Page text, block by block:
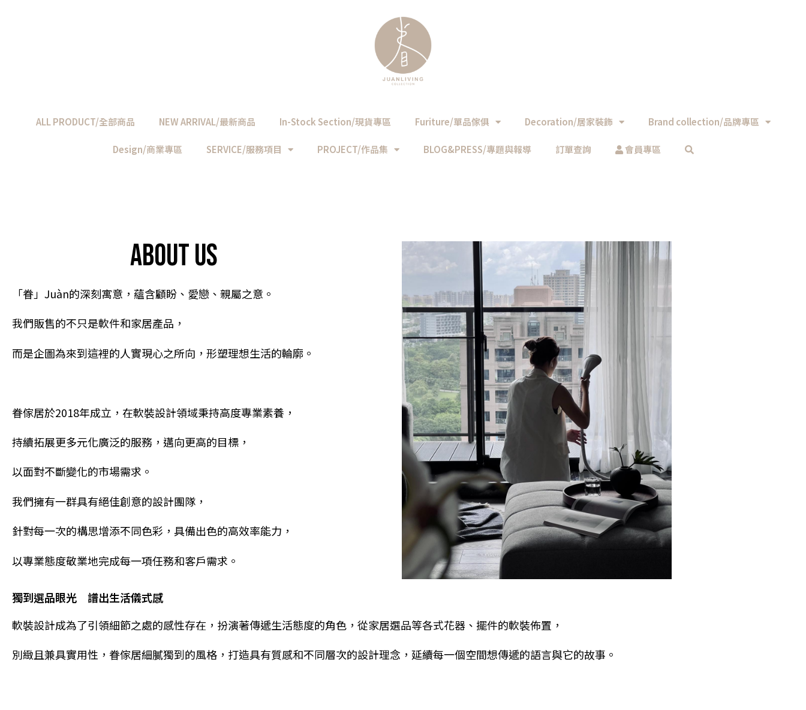
ALL PRODUCT/全部商品 NEW ARRIVAL/最新商品 In-Stock Section/現貨專區 Furiture/單品傢俱 Decoration/居家裝飾 Brand collection/品牌專區
Design/商業專區 SERVICE/服務項目 PROJECT/作品集 BLOG&PRESS/專題與報導 訂單查詢 會員專區
ABOUT US
「眷」Juàn的深刻寓意，蘊含顧盼、愛戀、親屬之意。
我們販售的不只是軟件和家居產品，
而是企圖為來到這裡的人實現心之所向，形塑理想生活的輪廓。
眷傢居於2018年成立，在軟裝設計領域秉持高度專業素養，
持續拓展更多元化廣泛的服務，邁向更高的目標，
以面對不斷變化的市場需求。
我們擁有一群具有絕佳創意的設計團隊，
針對每一次的構思增添不同色彩，具備出色的高效率能力，
以專業態度敬業地完成每一項任務和客戶需求。
獨到選品眼光 譜出生活儀式感
軟裝設計成為了引領細節之處的感性存在，扮演著傳遞生活態度的角色，從家居選品等各式花器、擺件的軟裝佈置，
別緻且兼具實用性，眷傢居細膩獨到的風格，打造具有質感和不同層次的設計理念，延續每一個空間想傳遞的語言與它的故事。